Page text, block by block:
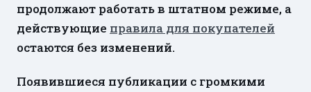
продолжают работать в штатном режиме, а
действующие правила для покупателей
остаются без изменений.
Появившиеся публикации с громкими